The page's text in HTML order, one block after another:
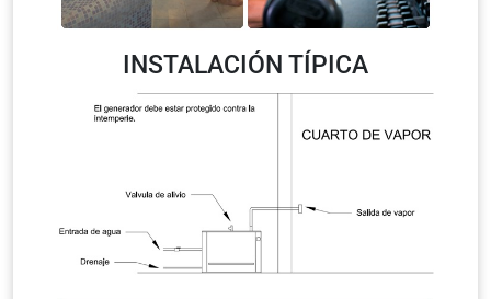
INSTALACIÓN TÍPICA